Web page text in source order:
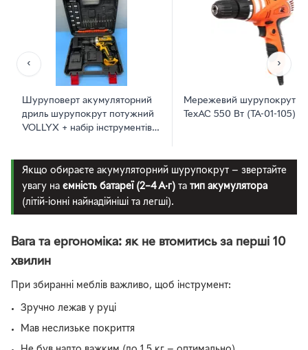
‹
Шуруповерт акумуляторний
дриль шурупокрут потужний
VOLLYX + набір інструментів і
Мережевий шурупокрут
ТехАС 550 Вт (ТА-01-105)
›
Якщо обираєте акумуляторний шурупокрут — звертайте
увагу на ємність батареї (2–4 А·г)та тип акумулятора
(літій-іонні найнадійніші та легші).
Вага та ергономіка: як не втомитись за перші 10
хвилин
При збиранні меблів важливо, щоб інструмент:
Зручно лежав у руці
Мав неслизьке покриття